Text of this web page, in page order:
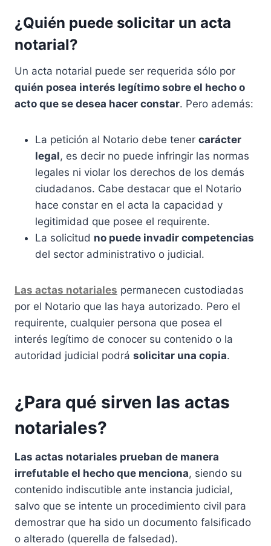
¿Quién puede solicitar un acta
notarial?
Un acta notarial puede ser requerida sólo por
quién posea interés legítimo sobre el hecho o
acto que se desea hacer constar. Pero además:
La petición al Notario debe tener carácter
legal, es decir no puede infringir las normas
legales ni violar los derechos de los demás
ciudadanos. Cabe destacar que el Notario
hace constar en el acta la capacidad y
legitimidad que posee el requirente.
La solicitud no puede invadir competencias
del sector administrativo o judicial.
Las actas notariales permanecen custodiadas
por el Notario que las haya autorizado. Pero el
requirente, cualquier persona que posea el
interés legítimo de conocer su contenido o la
autoridad judicial podrá solicitar una copia.
¿Para qué sirven las actas
notariales?
Las actas notariales prueban de manera
irrefutable el hecho que menciona, siendo su
contenido indiscutible ante instancia judicial,
salvo que se intente un procedimiento civil para
demostrar que ha sido un documento falsificado
o alterado (querella de falsedad).